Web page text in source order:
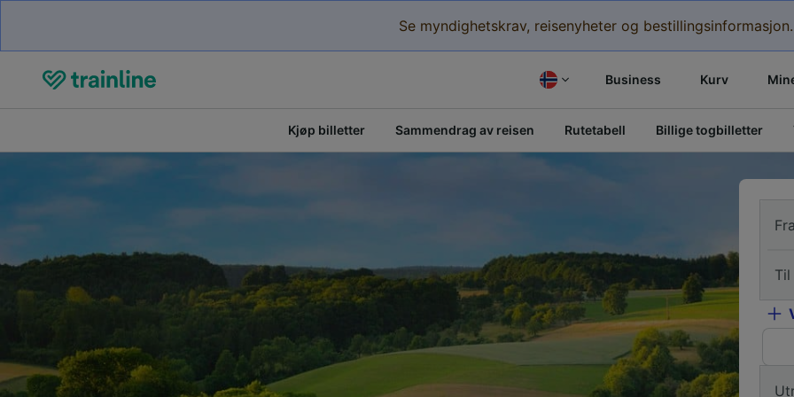
Se myndighetskrav, reisenyheter og bestillingsinformasjon.
Business Kurv
Kjøp billetter Sammendrag av reisen Rutetabell Billige togbilletter
Til